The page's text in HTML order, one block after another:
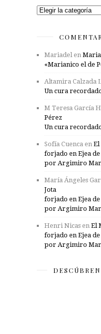
Categorías
Mariadel en
«Marianico el de
Altamira Calzada
Un cura
M Teresa García
Pérez
Un cura
Sofía Cuenca en El
forjado en Ejea
por Argimiro
María Ángeles
Jota
forjado en Ejea
por Argimiro
Henri Nicas en El
forjado en Ejea
por Argimiro